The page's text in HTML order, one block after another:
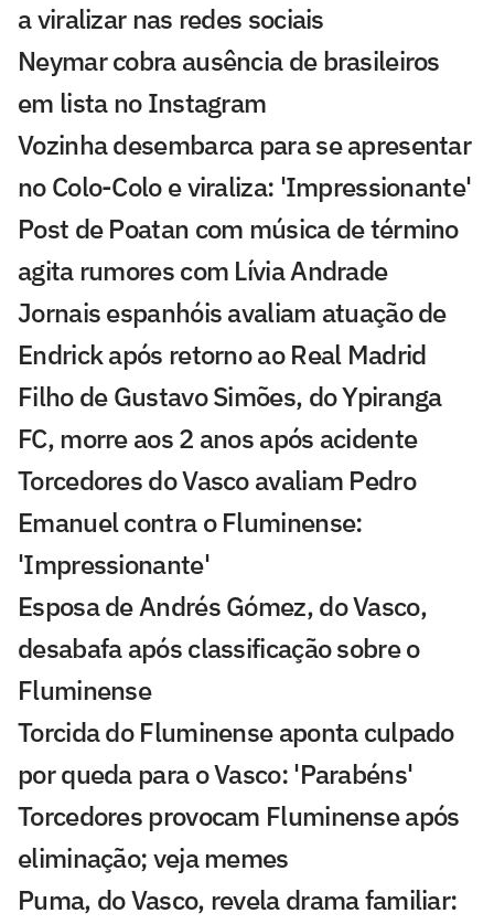
a viralizar nas redes sociais
Neymar cobra ausência de brasileiros
em lista no Instagram
Vozinha desembarca para se apresentar
no Colo-Colo e viraliza: 'Impressionante'
Post de Poatan com música de término
agita rumores com Lívia Andrade
Jornais espanhóis avaliam atuação de
Endrick após retorno ao Real Madrid
Filho de Gustavo Simões, do Ypiranga
FC, morre aos 2 anos após acidente
Torcedores do Vasco avaliam Pedro
Emanuel contra o Fluminense:
'Impressionante'
Esposa de Andrés Gómez, do Vasco,
desabafa após classificação sobre o
Fluminense
Torcida do Fluminense aponta culpado
por queda para o Vasco: 'Parabéns'
Torcedores provocam Fluminense após
eliminação; veja memes
Puma, do Vasco, revela drama familiar: